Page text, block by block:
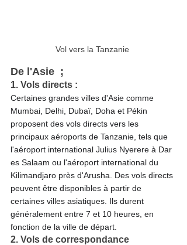
Vol vers la Tanzanie
De l'Asie  ;
1. Vols directs :
Certaines grandes villes d'Asie comme
Mumbai, Delhi, Dubaï, Doha et Pékin
proposent des vols directs vers les
principaux aéroports de Tanzanie, tels que
l'aéroport international Julius Nyerere à Dar
es Salaam ou l'aéroport international du
Kilimandjaro près d'Arusha. Des vols directs
peuvent être disponibles à partir de
certaines villes asiatiques. Ils durent
généralement entre 7 et 10 heures, en
fonction de la ville de départ.
2. Vols de correspondance